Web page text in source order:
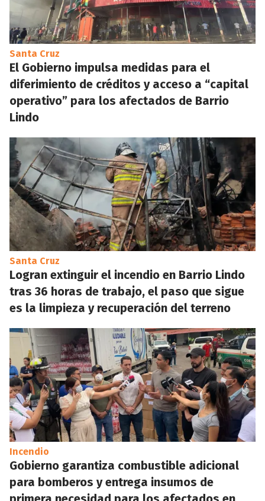
Santa Cruz
El Gobierno impulsa medidas para el
diferimiento de créditos y acceso a “capital
operativo” para los afectados de Barrio
Lindo
Santa Cruz
Logran extinguir el incendio en Barrio Lindo
tras 36 horas de trabajo, el paso que sigue
es la limpieza y recuperación del terreno
Incendio
Gobierno garantiza combustible adicional
para bomberos y entrega insumos de